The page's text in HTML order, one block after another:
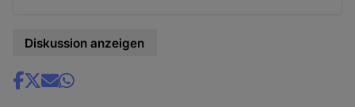
Diskussion anzeigen
Share